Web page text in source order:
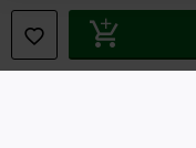
Onze online shops